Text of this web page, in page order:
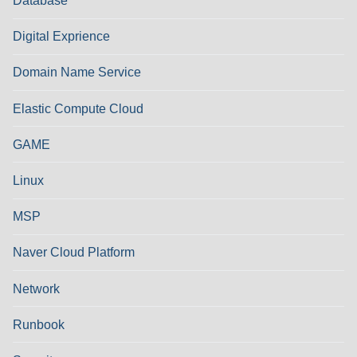
Digital Exprience
Domain Name Service
Elastic Compute Cloud
GAME
Linux
MSP
Naver Cloud Platform
Network
Runbook